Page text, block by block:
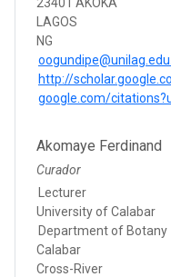
LAGOS
NG
http://
google.com/
Akomaye Ferdinand
Curador
Lecturer
University of Calabar
Department of Botany
Calabar
Cross-River